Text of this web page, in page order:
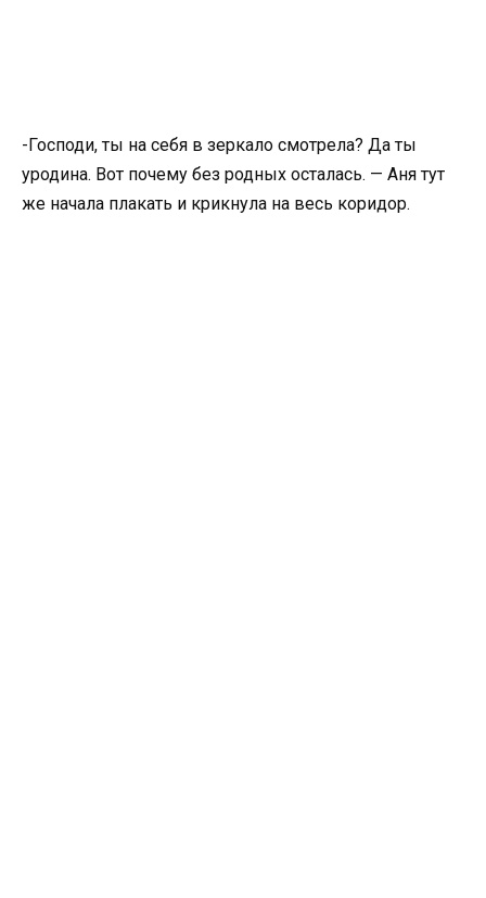
-Господи, ты на себя в зеркало смотрела? Да ты
уродина. Вот почему без родных осталась. — Аня тут
же начала плакать и крикнула на весь коридор.